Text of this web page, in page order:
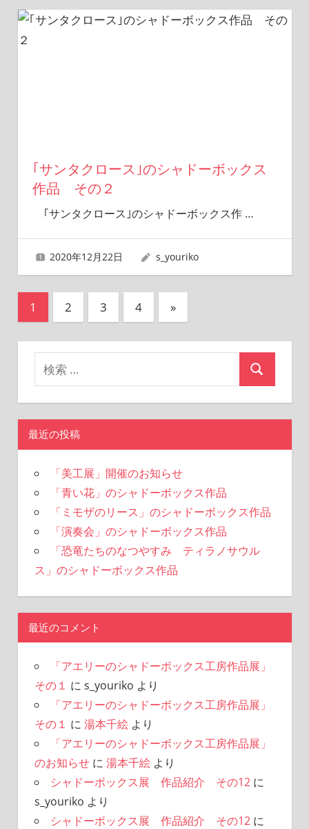
｢サンタクロース｣のシャドーボックス
作品 その２
｢サンタクロース｣のシャドーボックス作 …
2020年12月22日 s_youriko
投
稿
の
ペ
ー
ジ
送
り
1 2 3 4
次
の
記
»
最近の投稿
「美工展」開催のお知らせ
「青い花」のシャドーボックス作品
「ミモザのリース」のシャドーボックス作品
「演奏会」のシャドーボックス作品
「恐竜たちのなつやすみ ティラノサウル
ス」のシャドーボックス作品
最近のコメント
「アエリーのシャドーボックス工房作品展」
その１ に s_youriko より
「アエリーのシャドーボックス工房作品展」
その１ に 湯本千絵より
「アエリーのシャドーボックス工房作品展」
のお知らせに 湯本千絵より
シャドーボックス展 作品紹介 その12に
s_youriko より
シャドーボックス展 作品紹介 その12に